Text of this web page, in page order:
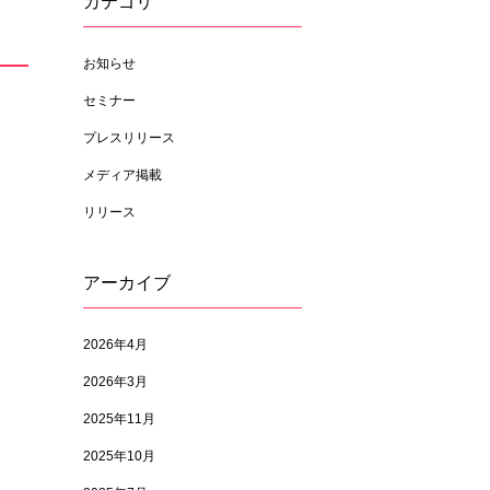
お知らせ
セミナー
プレスリリース
メディア掲載
リリース
アーカイブ
2026年4月
2026年3月
2025年11月
2025年10月